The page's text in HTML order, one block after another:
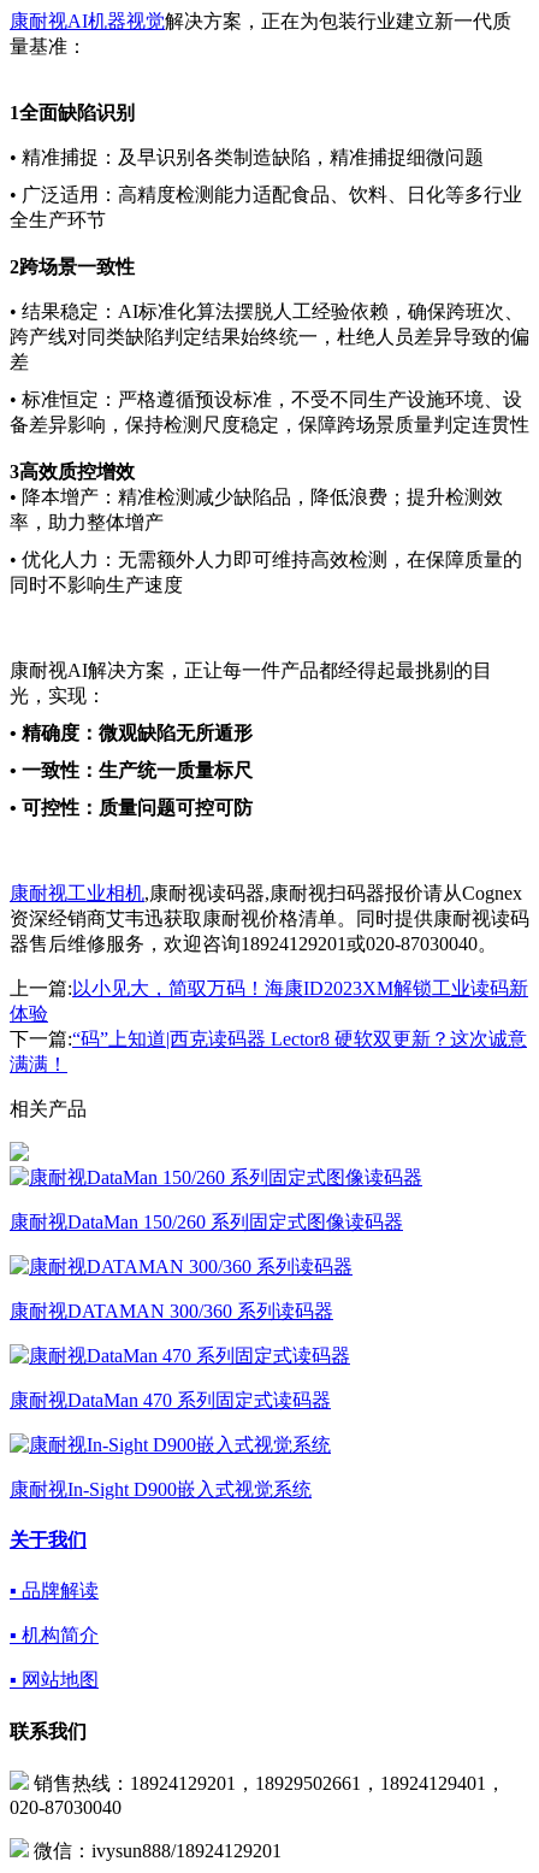
康耐视AI机器视觉解决方案，正在为包装行业建立新一代质
量基准：
1全面缺陷识别
• 精准捕捉：及早识别各类制造缺陷，精准捕捉细微问题
• 广泛适用：高精度检测能力适配食品、饮料、日化等多行业
全生产环节
2跨场景一致性
• 结果稳定：AI标准化算法摆脱人工经验依赖，确保跨班次、
跨产线对同类缺陷判定结果始终统一，杜绝人员差异导致的偏
差
• 标准恒定：严格遵循预设标准，不受不同生产设施环境、设
备差异影响，保持检测尺度稳定，保障跨场景质量判定连贯性
3高效质控增效
• 降本增产：精准检测减少缺陷品，降低浪费；提升检测效
率，助力整体增产
• 优化人力：无需额外人力即可维持高效检测，在保障质量的
同时不影响生产速度
康耐视AI解决方案，正让每一件产品都经得起最挑剔的目
光，实现：
• 精确度：微观缺陷无所遁形
• 一致性：生产统一质量标尺
• 可控性：质量问题可控可防
康耐视工业相机,康耐视读码器,康耐视扫码器报价请从Cognex
资深经销商艾韦迅获取康耐视价格清单。同时提供康耐视读码
器售后维修服务，欢迎咨询18924129201或020-87030040。
上一篇: 以小见大，简驭万码！海康ID2023XM解锁工业读码新
体验
下一篇:“码”上知道|西克读码器 Lector8 硬软双更新？这次诚意
满满！
相关产品
康耐视DataMan 150/260 系列固定式图像读码器
康耐视DATAMAN 300/360 系列读码器
康耐视DataMan 470 系列固定式读码器
康耐视In-Sight D900嵌入式视觉系统
关于我们
▪ 品牌解读
▪ 机构简介
▪ 网站地图
联系我们
销售热线：18924129201，18929502661，18924129401，
020-87030040
微信：ivysun888/18924129201